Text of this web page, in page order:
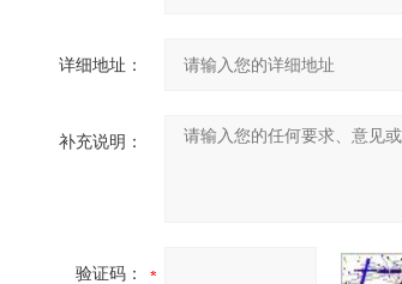
详细地址：
补充说明：
验证码：